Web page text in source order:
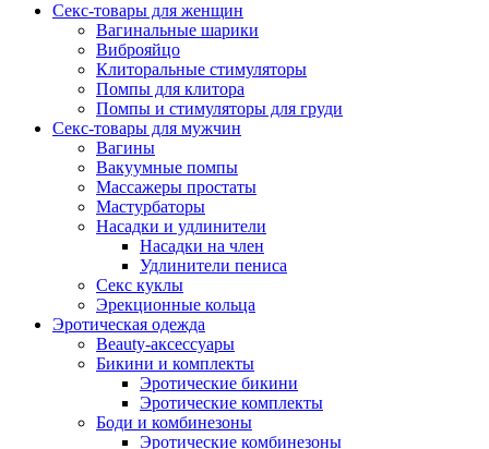
Секс-товары для женщин
Вагинальные шарики
Виброяйцо
Клиторальные стимуляторы
Помпы для клитора
Помпы и стимуляторы для груди
Секс-товары для мужчин
Вагины
Вакуумные помпы
Массажеры простаты
Мастурбаторы
Насадки и удлинители
Насадки на член
Удлинители пениса
Секс куклы
Эрекционные кольца
Эротическая одежда
Beauty-аксессуары
Бикини и комплекты
Эротические бикини
Эротические комплекты
Боди и комбинезоны
Эротические комбинезоны